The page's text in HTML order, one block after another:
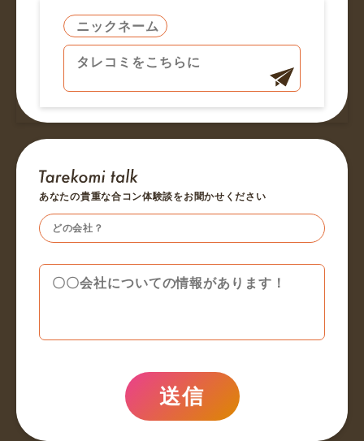
あなたの貴重な合コン体験談をお聞かせください
送信